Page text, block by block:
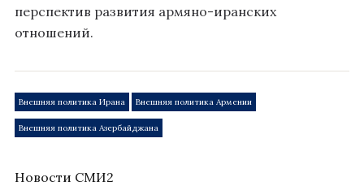
перспектив развития армяно-иранских
отношений.
Внешняя политика Ирана Внешняя политика Армении
Внешняя политика Азербайджана
Новости СМИ2